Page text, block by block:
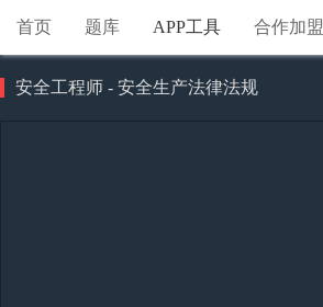
首页 题库 APP工具 合作加盟
安全工程师 - 安全生产法律法规